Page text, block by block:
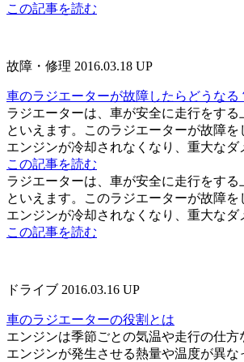
この記事を読む
故障・修理 2016.03.18 UP
車のラジエーターが故障したらどうなる
ラジエーターは、車が安全に走行をす
といえます。このラジエーターが故障を
エンジンが冷却されなくなり、重大なダ
この記事を読む
ラジエーターは、車が安全に走行をす
といえます。このラジエーターが故障を
エンジンが冷却されなくなり、重大なダ
この記事を読む
ドライブ 2016.03.16 UP
車のラジエーターの役割とは
エンジンは季節ごとの気温や走行の仕方
エンジンが発生させる熱量や温度が異な